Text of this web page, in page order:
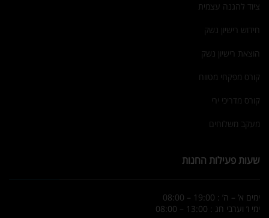
ציוד להגנה עצמית
חידוש רישיון נשק
הוצאת רישיון נשק
קורס מפקחי מטווח
קורס מדריכי ירי
מעקב משלוחים
שעות פעילות החנות
ימים א’ – ה’ : 19:00 – 08:00
ימי ו’ וערבי חג : 13:00 – 08:00